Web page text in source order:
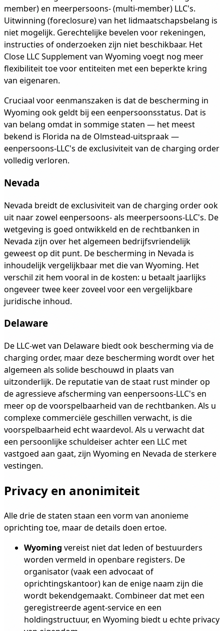
member) en meerpersoons- (multi-member) LLC's.
Uitwinning (foreclosure) van het lidmaatschapsbelang is
niet mogelijk. Gerechtelijke bevelen voor rekeningen,
instructies of onderzoeken zijn niet beschikbaar. Het
Close LLC Supplement van Wyoming voegt nog meer
flexibiliteit toe voor entiteiten met een beperkte kring
van eigenaren.
Cruciaal voor eenmanszaken is dat de bescherming in
Wyoming ook geldt bij een eenpersoonsstatus. Dat is
van belang omdat in sommige staten — het meest
bekend is Florida na de Olmstead-uitspraak —
eenpersoons-LLC's de exclusiviteit van de charging order
volledig verloren.
Nevada
Nevada breidt de exclusiviteit van de charging order ook
uit naar zowel eenpersoons- als meerpersoons-LLC's. De
wetgeving is goed ontwikkeld en de rechtbanken in
Nevada zijn over het algemeen bedrijfsvriendelijk
geweest op dit punt. De bescherming in Nevada is
inhoudelijk vergelijkbaar met die van Wyoming. Het
verschil zit hem vooral in de kosten: u betaalt jaarlijks
ongeveer twee keer zoveel voor een vergelijkbare
juridische inhoud.
Delaware
De LLC-wet van Delaware biedt ook bescherming via de
charging order, maar deze bescherming wordt over het
algemeen als solide beschouwd in plaats van
uitzonderlijk. De reputatie van de staat rust minder op
de agressieve afscherming van eenpersoons-LLC's en
meer op de voorspelbaarheid van de rechtbanken. Als u
complexe commerciële geschillen verwacht, is die
voorspelbaarheid echt waardevol. Als u verwacht dat
een persoonlijke schuldeiser achter een LLC met
vastgoed aan gaat, zijn Wyoming en Nevada de sterkere
vestingen.
Privacy en anonimiteit
Alle drie de staten staan een vorm van anonieme
oprichting toe, maar de details doen ertoe.
Wyoming vereist niet dat leden of bestuurders
worden vermeld in openbare registers. De
organisator (vaak een advocaat of
oprichtingskantoor) kan de enige naam zijn die
wordt bekendgemaakt. Combineer dat met een
geregistreerde agent-service en een
holdingstructuur, en Wyoming biedt u echte privacy